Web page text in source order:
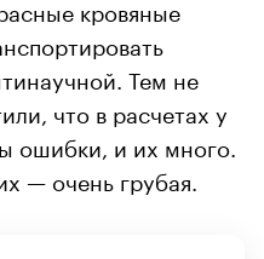
кровяные
Тем не
что в расчетах у
ошибки, и их много.
— очень грубая.